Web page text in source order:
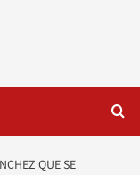
QUE SE